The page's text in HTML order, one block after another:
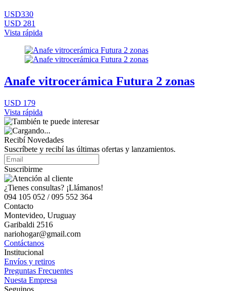
USD330
USD 281
Vista rápida
Anafe vitrocerámica Futura 2 zonas
USD 179
Vista rápida
Recibí Novedades
Suscríbete y recibí las últimas ofertas y lanzamientos.
Suscribirme
¿Tienes consultas? ¡Llámanos!
094 105 052 / 095 552 364
Contacto
Montevideo, Uruguay
Garibaldi 2516
nariohogar@gmail.com
Contáctanos
Institucional
Envíos y retiros
Preguntas Frecuentes
Nuesta Empresa
Seguinos